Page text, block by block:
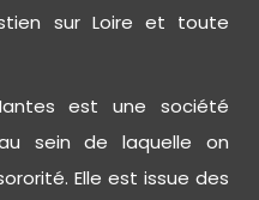
sur Loire et toute
est une société
sein de laquelle on
Elle est issue des